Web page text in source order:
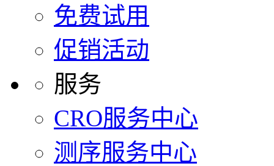
免费试用
促销活动
服务
CRO服务中心
测序服务中心